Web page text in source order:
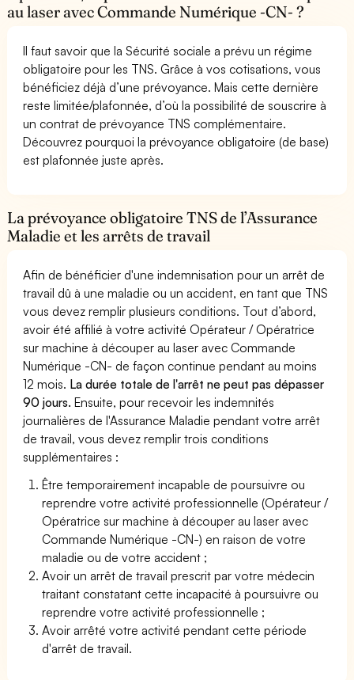
au laser avec Commande Numérique -CN- ?
Il faut savoir que la Sécurité sociale a prévu un régime
obligatoire pour les TNS. Grâce à vos cotisations, vous
bénéficiez déjà d’une prévoyance. Mais cette dernière
reste limitée/plafonnée, d’où la possibilité de souscrire à
un contrat de prévoyance TNS complémentaire.
Découvrez pourquoi la prévoyance obligatoire (de base)
est plafonnée juste après.
La prévoyance obligatoire TNS de l’Assurance
Maladie et les arrêts de travail
Afin de bénéficier d'une indemnisation pour un arrêt de
travail dû à une maladie ou un accident, en tant que TNS
vous devez remplir plusieurs conditions. Tout d’abord,
avoir été affilié à votre activité Opérateur / Opératrice
sur machine à découper au laser avec Commande
Numérique -CN- de façon continue pendant au moins
12 mois. La durée totale de l'arrêt ne peut pas dépasser
90 jours. Ensuite, pour recevoir les indemnités
journalières de l'Assurance Maladie pendant votre arrêt
de travail, vous devez remplir trois conditions
supplémentaires :
Être temporairement incapable de poursuivre ou
reprendre votre activité professionnelle (Opérateur /
Opératrice sur machine à découper au laser avec
Commande Numérique -CN-) en raison de votre
maladie ou de votre accident ;
Avoir un arrêt de travail prescrit par votre médecin
traitant constatant cette incapacité à poursuivre ou
reprendre votre activité professionnelle ;
Avoir arrêté votre activité pendant cette période
d'arrêt de travail.